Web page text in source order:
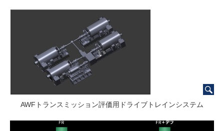
AWFトランスミッション評価用ドライブトレインシステム